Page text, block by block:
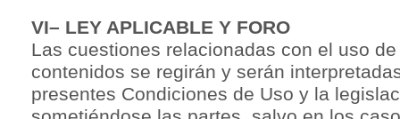
VI– LEY APLICABLE Y FORO
Las cuestiones relacionadas con el uso
contenidos se regirán y serán
presentes Condiciones de Uso y la